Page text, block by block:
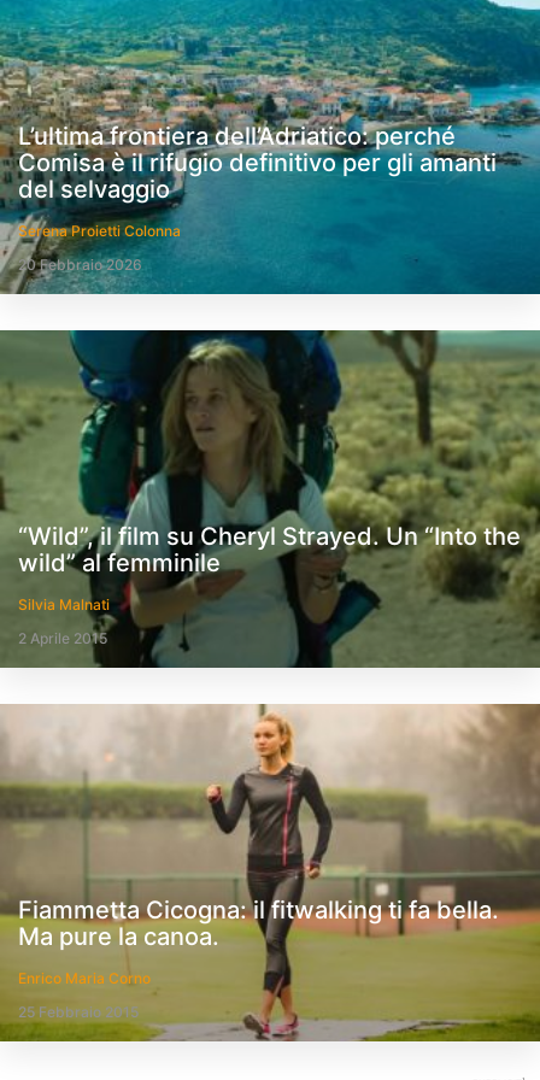
L’ultima frontiera dell’Adriatico: perché
Comisa è il rifugio definitivo per gli amanti
del selvaggio
Serena Proietti Colonna
20 Febbraio 2026
“Wild”, il film su Cheryl Strayed. Un “Into the
wild” al femminile
Silvia Malnati
2 Aprile 2015
Fiammetta Cicogna: il fitwalking ti fa bella.
Ma pure la canoa.
Enrico Maria Corno
25 Febbraio 2015